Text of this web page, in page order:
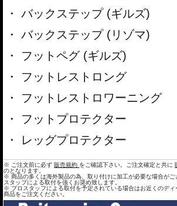
バックステップ (ギルズ)
バックステップ (リゾマ)
フットペグ (ギルズ)
フットレストロング
フットレストロワーニング
フットプロテクター
レッグプロテクター
※ ご注文前に必ず販売規約 をご確認下さい。ご注文確定と共に
のとなります。
※ 商品の多くは海外製品の為、取り付けに加工が必要な場合がご
スタップによる取付を強くお奨め致します。
※ プロスタッフによる取付を予定されている場合はお近くのデ
商品をご注文ください。